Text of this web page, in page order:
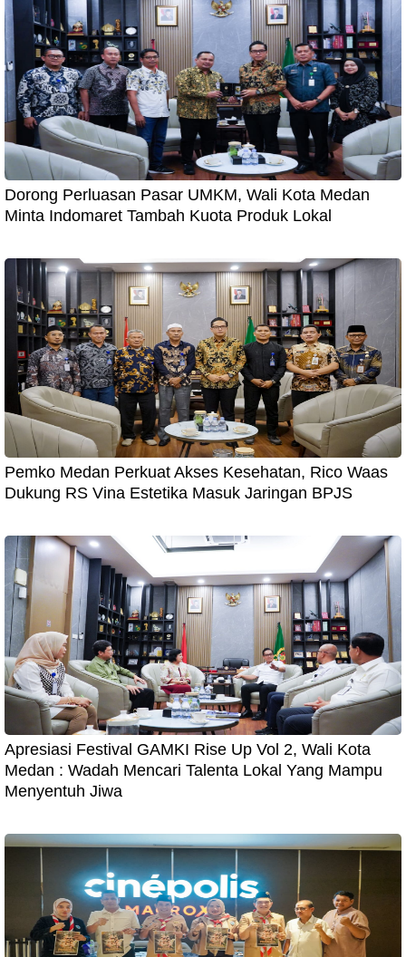
Dorong Perluasan Pasar UMKM, Wali Kota Medan
Minta Indomaret Tambah Kuota Produk Lokal
Pemko Medan Perkuat Akses Kesehatan, Rico Waas
Dukung RS Vina Estetika Masuk Jaringan BPJS
Apresiasi Festival GAMKI Rise Up Vol 2, Wali Kota
Medan : Wadah Mencari Talenta Lokal Yang Mampu
Menyentuh Jiwa